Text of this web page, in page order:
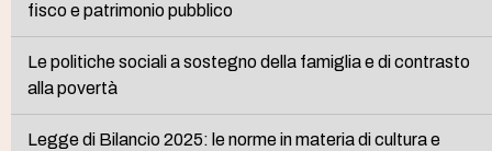
fisco e patrimonio pubblico
Le politiche sociali a sostegno della famiglia e di contrasto
alla povertà
Legge di Bilancio 2025: le norme in materia di cultura e